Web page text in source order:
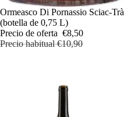
Oferta
Ormeasco Di Pornassio Sciac-Trà
(botella de 0,75 L)
Precio de oferta €8,50
Precio habitual€10,90